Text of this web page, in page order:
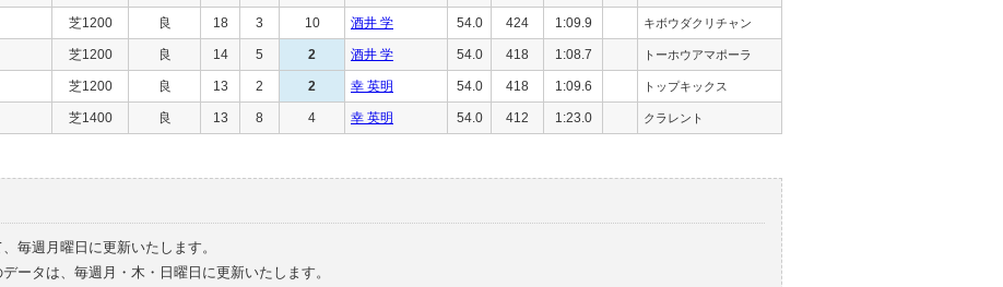
芝1200 良 18 3 10 酒井 学 54.0 424 1:09.9 キボウダクリチャン
芝1200 良 14 5 2 酒井 学 54.0 418 1:08.7 トーホウアマポーラ
芝1200 良 13 2 2 幸 英明 54.0 418 1:09.6 トップキックス
芝1400 良 13 8 4 幸 英明 54.0 412 1:23.0 クラレント
毎週月曜日に更新いたします。
ータは、毎週月・木・日曜日に更新いたします。